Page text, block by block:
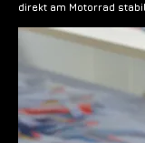
direkt am Motorrad